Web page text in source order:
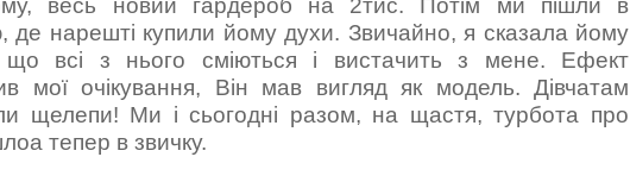
весь новий гардероб на 2тис. Потім ми пішли в
де нарешті купили йому духи. Звичайно, я сказала йому
всі з нього сміються і вистачить з мене. Ефект
мої очікування, Він мав вигляд як модель. Дівчатам
щелепи! Ми і сьогодні разом, на щастя, турбота про
тепер в звичку.